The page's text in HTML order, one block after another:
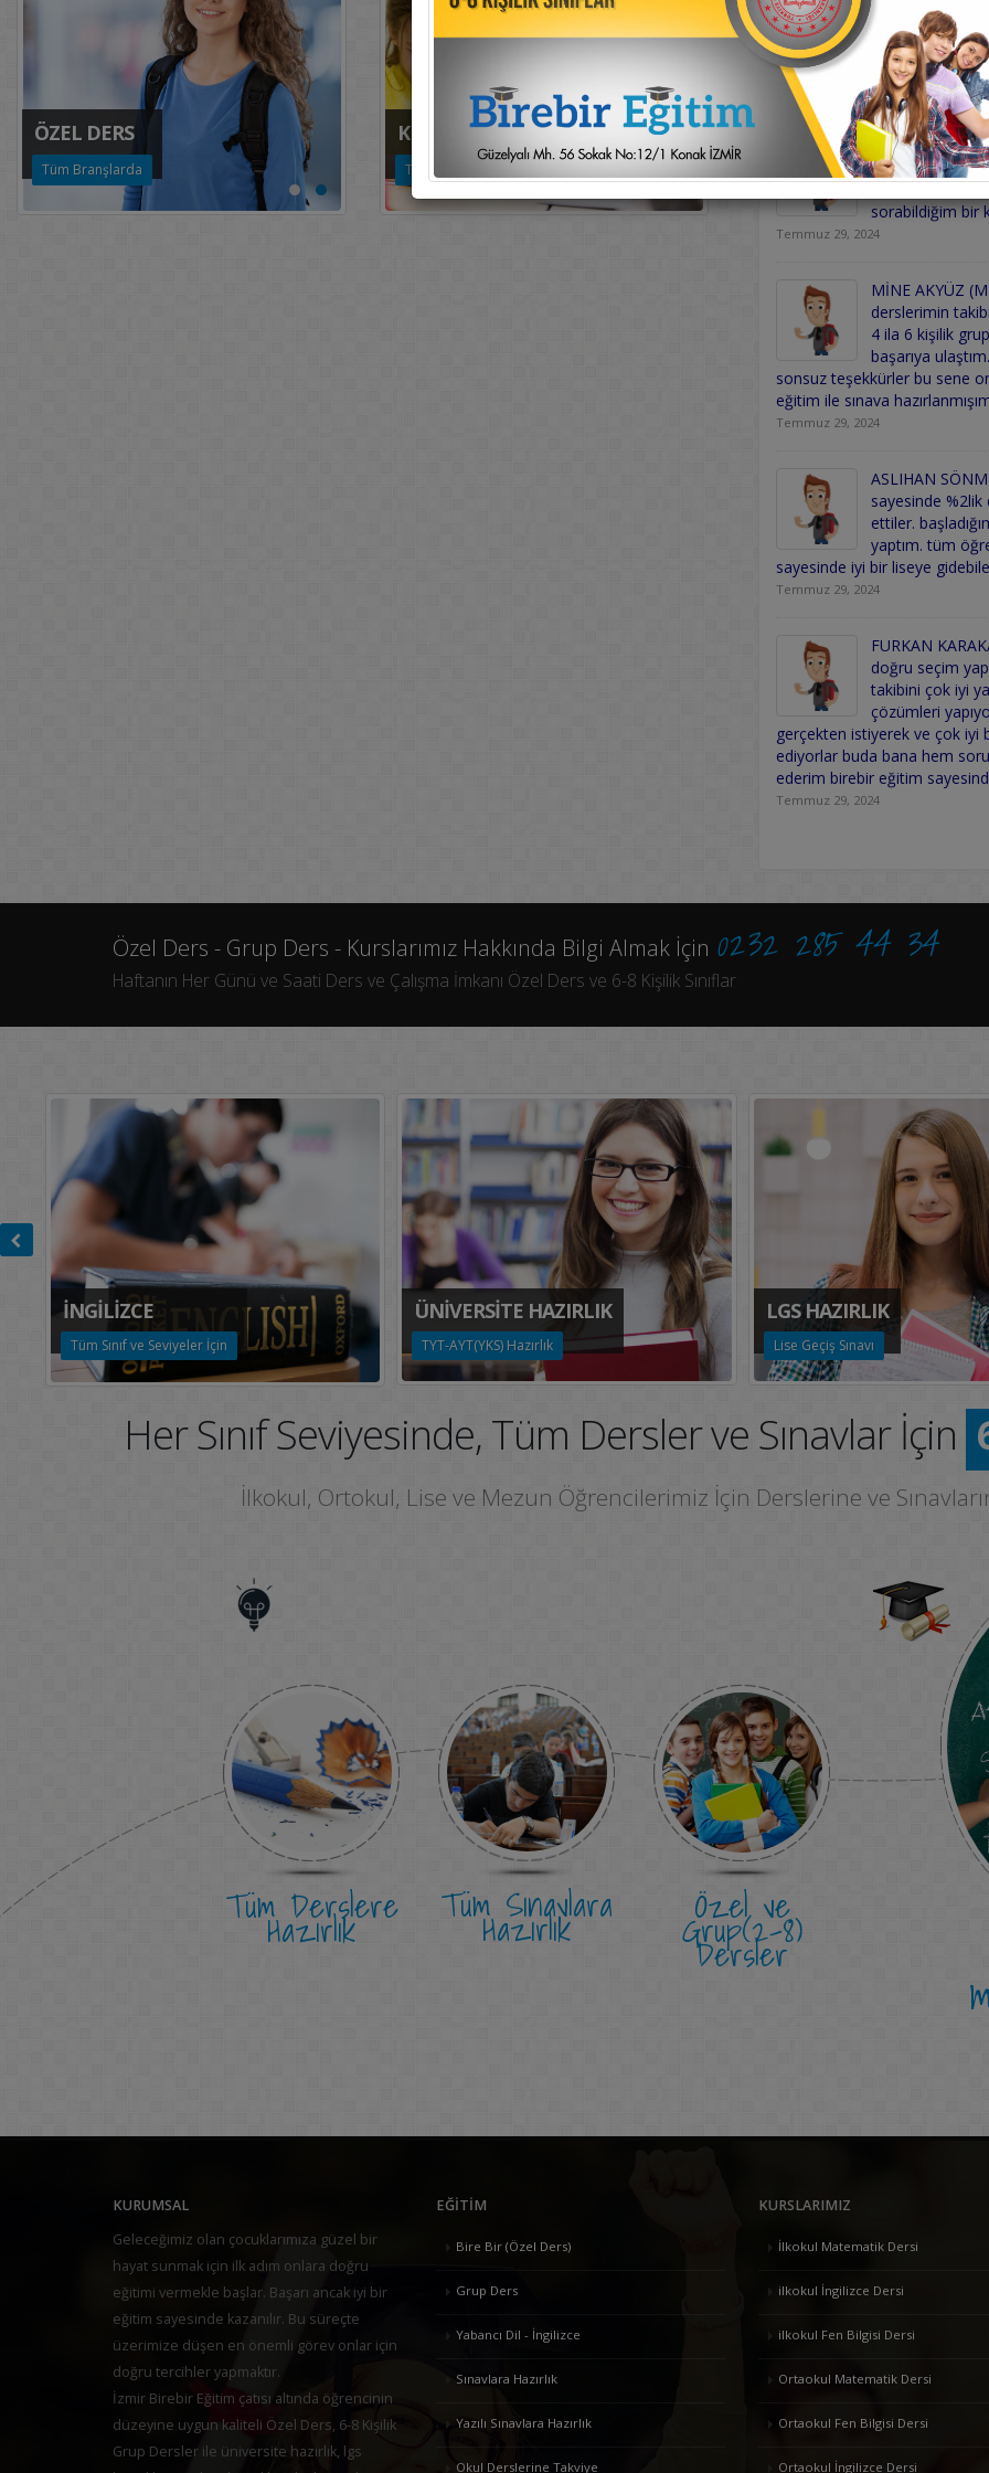
ÖZEL DERS
Tüm Branşlarda
KURS PROGRAMLARI
Tüm Sınıflar ve Mezunlar İçin
derslerimi takip
gidermemde
gideceğim için çok mutluyum.
Temmuz 30, 2024
GÖKHAN
kurs sistemi ile
kadar rahat
sorabildiğim bir
Temmuz 29, 2024
MİNE AKYÜZ
derslerimin
4 ila 6 kişilik
başarıya
sonsuz teşekkürler bu sene
eğitim ile sınava
Temmuz 29, 2024
ASLIHAN
sayesinde
ettiler.
yaptım. tüm
sayesinde iyi bir liseye
Temmuz 29, 2024
FURKAN
doğru seçim
takibini çok iyi
çözümleri
gerçekten istiyerek ve çok iyi
ediyorlar buda bana hem
ederim birebir eğitim
Temmuz 29, 2024
Özel Ders - Grup Ders - Kurslarımız Hakkında Bilgi Almak İçin 0232 285 44 34
Haftanın Her Günü ve Saati Ders ve Çalışma İmkanı Özel Ders ve 6-8 Kişilik Sınıflar
İNGİLİZCE
Tüm Sınıf ve Seviyeler İçin
ÜNİVERSİTE HAZIRLIK
TYT-AYT(YKS) Hazırlık
LGS HAZIRLIK
Lise Geçiş Sınavı
Her Sınıf Seviyesinde, Tüm Dersler ve
İlkokul, Ortokul, Lise ve Mezun Öğrencilerimiz İçin Derslerine ve
Tüm Derslere
Hazırlık Tüm Sınavlara
Hazırlık Özel ve
Grup(2-8)
Dersler
KURUMSAL
Geleceğimiz olan çocuklarımıza güzel bir
hayat sunmak için ilk adım onlara doğru
eğitimi vermekle başlar. Başarı ancak iyi bir
eğitim sayesinde kazanılır. Bu süreçte
üzerimize düşen en önemli görev onlar için
doğru tercihler yapmaktır.
İzmir Birebir Eğitim çatısı altında öğrencinin
düzeyine uygun kaliteli Özel Ders, 6-8 Kişilik
Grup Dersler ile üniversite hazırlık, lgs
EĞITIM
Bire Bir (Özel Ders)
Grup Ders
Yabancı Dil - İngilizce
Sınavlara Hazırlık
Yazılı Sınavlara Hazırlık
Okul Derslerine Takviye
KURSLARIMIZ
İlkokul Matematik Dersi
ilkokul İngilizce Dersi
ilkokul Fen Bilgisi Dersi
Ortaokul Matematik Dersi
Ortaokul Fen Bilgisi Dersi
Ortaokul İngilizce Dersi